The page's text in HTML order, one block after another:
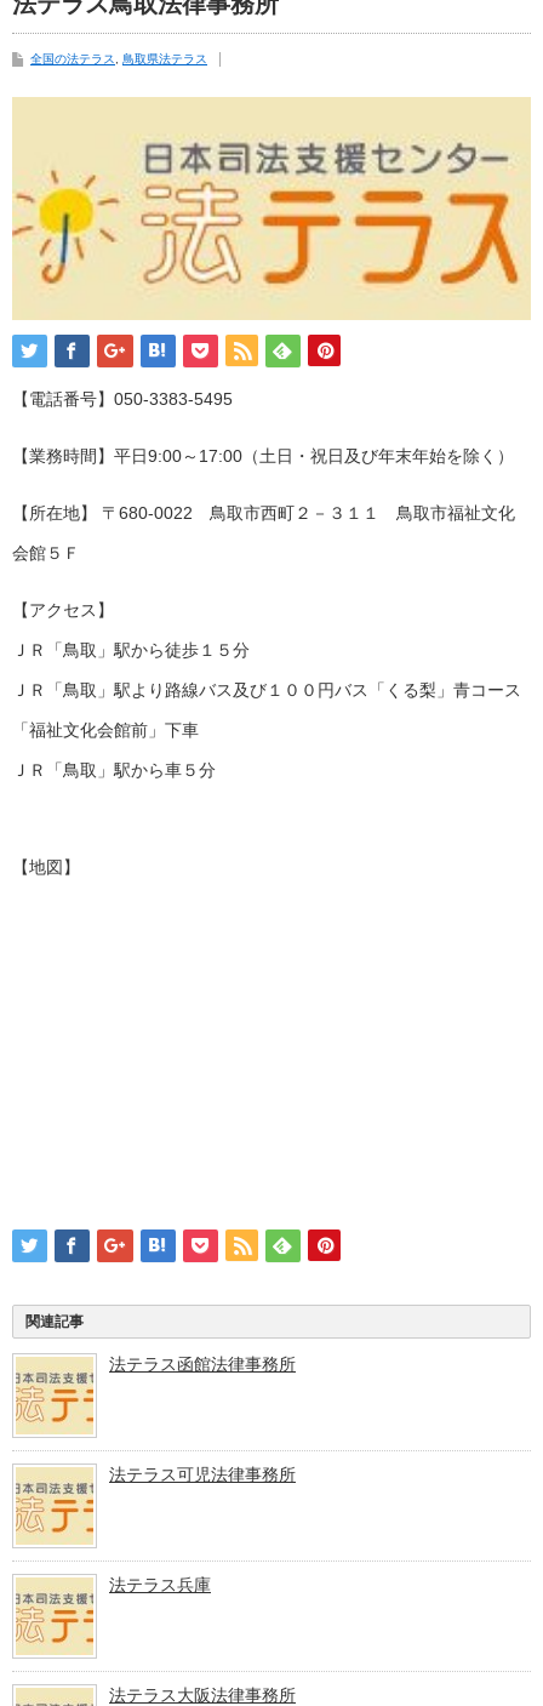
全国の法テラス 鳥取県法テラス
【電話番号】050-3383-5495
【業務時間】平日9:00～17:00（土日・祝日及び年末年始を除く）
【所在地】 〒680-0022 鳥取市西町２－３１１ 鳥取市福祉文化
会館５Ｆ
【アクセス】
ＪＲ「鳥取」駅から徒歩１５分
ＪＲ「鳥取」駅より路線バス及び１００円バス「くる梨」青コース
「福祉文化会館前」下車
ＪＲ「鳥取」駅から車５分
【地図】
関連記事
法テラス函館法律事務所
法テラス可児法律事務所
法テラス兵庫
法テラス大阪法律事務所